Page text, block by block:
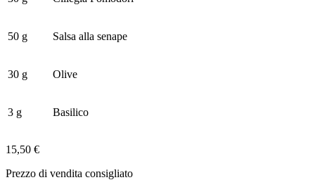
50 g Salsa alla senape
30 g Olive
3 g Basilico
15,50 €
Prezzo di vendita consigliato